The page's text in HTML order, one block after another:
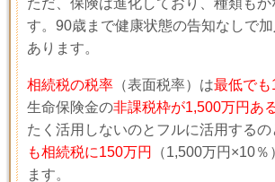
す。90歳まで健康状態の告知なしで
あります。
相続税の税率 （表面税率）は最低でも
生命保険金の非課税枠が1,500万円あ
たく活用しないのとフルに活用するの
も相続税に150万円
（1,500万円×10％
ます。